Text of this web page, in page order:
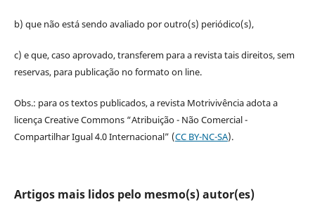
b) que não está sendo avaliado por outro(s) periódico(s),
c) e que, caso aprovado, transferem para a revista tais direitos, sem
reservas, para publicação no formato on line.
Obs.: para os textos publicados, a revista Motrivivência adota a
licença Creative Commons “Atribuição - Não Comercial -
Compartilhar Igual 4.0 Internacional” (CC BY-NC-SA).
Artigos mais lidos pelo mesmo(s) autor(es)